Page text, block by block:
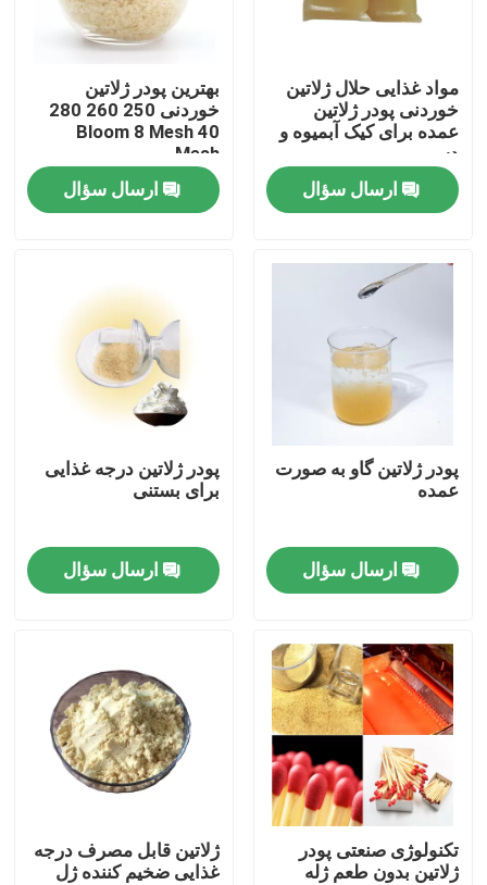
درباره ما
تور کارخانه
با ما تماس بگیرید
اخبار
درخواست نقل قول
پودر ژلاتین درجه غذایی
پودر ژلاتین خوراکی
مواد غذایی حلال ژلاتین
خوردنی پودر ژلاتین
عمده برای کیک آبمیوه و
دسر
ارسال سؤال
بهترین پودر ژلاتین
خوردنی 250 260 280
Bloom 8 Mesh 40
Mesh
ارسال سؤال
پودر ژلاتین گاو به صورت
عمده
ارسال سؤال
پودر ژلاتین درجه غذایی
برای بستنی
ارسال سؤال
تکنولوژی صنعتی پودر
ژلاتین بدون طعم ژله
ژلاتین قابل مصرف درجه
غذایی ضخیم کننده ژل